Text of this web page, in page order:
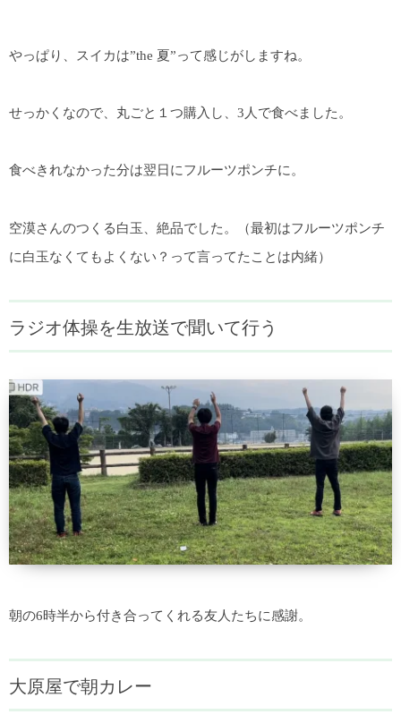
やっぱり、スイカは”the 夏”って感じがしますね。
せっかくなので、丸ごと１つ購入し、3人で食べました。
食べきれなかった分は翌日にフルーツポンチに。
空漠さんのつくる白玉、絶品でした。（最初はフルーツポンチ
に白玉なくてもよくない？って言ってたことは内緒）
ラジオ体操を生放送で聞いて行う
朝の6時半から付き合ってくれる友人たちに感謝。
大原屋で朝カレー